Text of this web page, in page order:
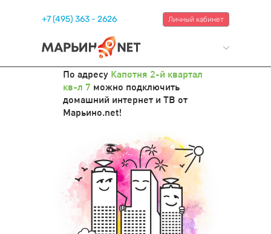
+7 (495) 363 - 2626 Личный кабинет
По адресу Капотня 2-й квартал
кв-л 7 можно подключить
домашний интернет и ТВ от
Марьино.net!